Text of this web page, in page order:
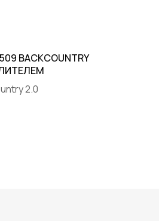
BACKCOUNTRY
2.0